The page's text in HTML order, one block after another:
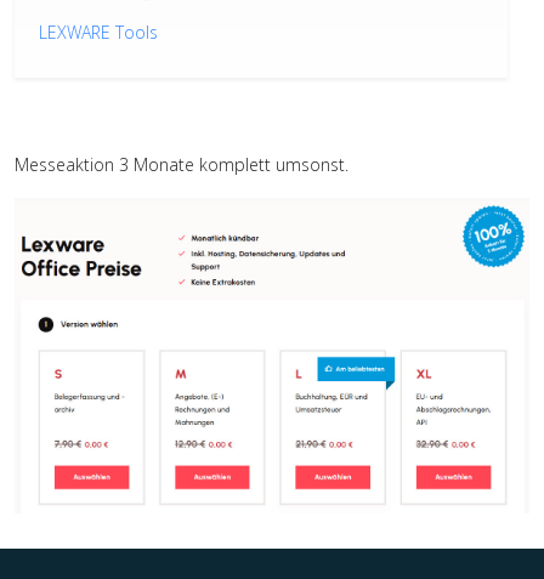
LEXWARE Tools
Messeaktion 3 Monate komplett umsonst.